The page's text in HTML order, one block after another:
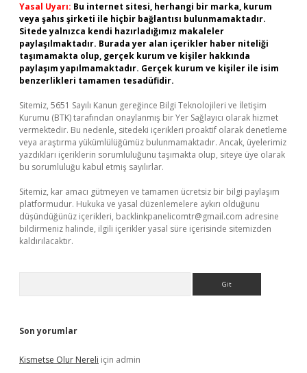
Yasal Uyarı: Bu internet sitesi, herhangi bir marka, kurum
veya şahıs şirketi ile hiçbir bağlantısı bulunmamaktadır.
Sitede yalnızca kendi hazırladığımız makaleler
paylaşılmaktadır. Burada yer alan içerikler haber niteliği
taşımamakta olup, gerçek kurum ve kişiler hakkında
paylaşım yapılmamaktadır. Gerçek kurum ve kişiler ile isim
benzerlikleri tamamen tesadüfidir.
Sitemiz, 5651 Sayılı Kanun gereğince Bilgi Teknolojileri ve İletişim
Kurumu (BTK) tarafından onaylanmış bir Yer Sağlayıcı olarak hizmet
vermektedir. Bu nedenle, sitedeki içerikleri proaktif olarak denetleme
veya araştırma yükümlülüğümüz bulunmamaktadır. Ancak, üyelerimiz
yazdıkları içeriklerin sorumluluğunu taşımakta olup, siteye üye olarak
bu sorumluluğu kabul etmiş sayılırlar.
Sitemiz, kar amacı gütmeyen ve tamamen ücretsiz bir bilgi paylaşım
platformudur. Hukuka ve yasal düzenlemelere aykırı olduğunu
düşündüğünüz içerikleri, backlinkpanelicomtr@gmail.com adresine
bildirmeniz halinde, ilgili içerikler yasal süre içerisinde sitemizden
kaldırılacaktır.
Son yorumlar
Kismetse Olur Nereli için admin